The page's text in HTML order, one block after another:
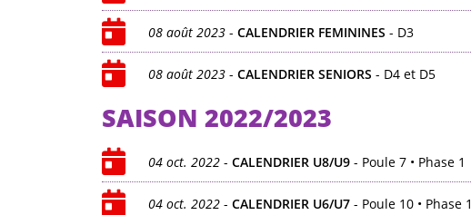
08 août 2023 - CALENDRIER FEMININES - D3
08 août 2023 - CALENDRIER SENIORS - D4 et D5
SAISON 2022/2023
04 oct. 2022 - CALENDRIER U8/U9 - Poule 7 • Phase 1
04 oct. 2022 - CALENDRIER U6/U7 - Poule 10 • Phase 1